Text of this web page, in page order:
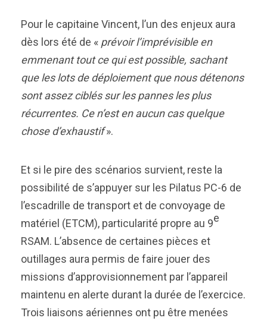
Pour le capitaine Vincent, l’un des enjeux aura
dès lors été de « prévoir l’imprévisible en
emmenant tout ce qui est possible, sachant
que les lots de déploiement que nous détenons
sont assez ciblés sur les pannes les plus
récurrentes. Ce n’est en aucun cas quelque
chose d’exhaustif».
Et si le pire des scénarios survient, reste la
possibilité de s’appuyer sur les Pilatus PC-6 de
l’escadrille de transport et de convoyage de
matériel (ETCM), particularité propre au 9e
RSAM. L’absence de certaines pièces et
outillages aura permis de faire jouer des
missions d’approvisionnement par l’appareil
maintenu en alerte durant la durée de l’exercice.
Trois liaisons aériennes ont pu être menées